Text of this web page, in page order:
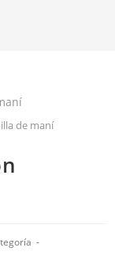
de maní